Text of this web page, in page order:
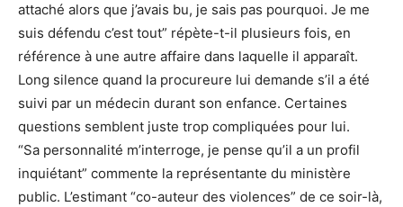
attaché alors que j’avais bu, je sais pas pourquoi. Je me
suis défendu c’est tout” répète-t-il plusieurs fois, en
référence à une autre affaire dans laquelle il apparaît.
Long silence quand la procureure lui demande s’il a été
suivi par un médecin durant son enfance. Certaines
questions semblent juste trop compliquées pour lui.
“Sa personnalité m’interroge, je pense qu’il a un profil
inquiétant” commente la représentante du ministère
public. L’estimant “co-auteur des violences” de ce soir-là,